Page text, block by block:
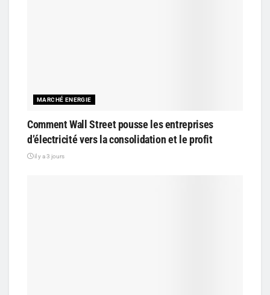
MARCHÉ ENERGIE
Comment Wall Street pousse les entreprises
d’électricité vers la consolidation et le profit
il y a 3 jours